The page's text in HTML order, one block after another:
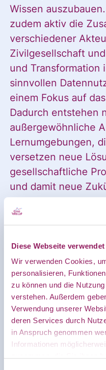
Diese Webseite
Wir verwenden Cookies,
personalisieren,
zu können und die
verstehen. Außerdem
Verwendung unserer
deren Services durch
in Anspruch genommen
Informationen
Wissen
zudem aktiv die
verschiedener
Zivilgesellschaft
und Transformation
sinnvollen
einem Fokus auf
Dadurch entstehen
außergewöhnliche
Lernumgebungen,
versetzen neue
gesellschaftliche
und damit neue
„Zukunft, existiert
sondern im Plural.
Kompass der
Organisationen, die
`Zuküftearbeit´
Werte.“ (Julia
Im Kleinen
im Großen
und
Ankündigungen
des CDL direkt
in mein
persönliches
Postfach:
und
des
mein